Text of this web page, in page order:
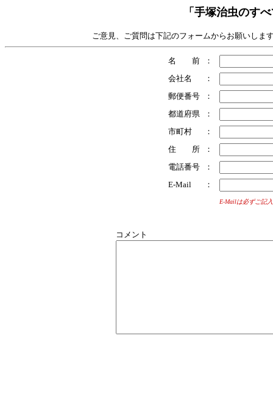
「手塚治虫のす
ご意見、ご質問は下記のフォームからお願いしま
名 前
：
会社名
：
郵便番号
：
都道府県
：
市町村
：
住 所
：
電話番号
：
E-Mail
：
E-Mailは必ずご記
コメント